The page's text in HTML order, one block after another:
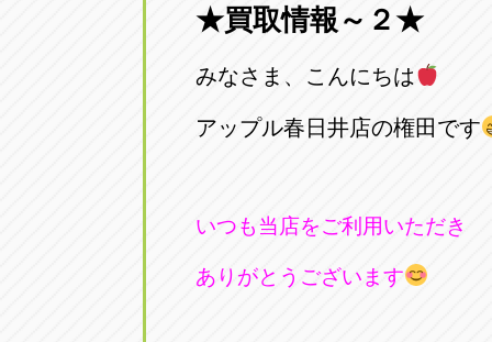
0586-28-
アップル
0568-85-
0568-25-
愛知県一宮市朝日3-4-12
アップル春日井店
愛知県春日井市八田町2-1-16
愛知県北名古屋市中之郷八反
★買取情報～２★
みなさま、こんにちは
アップル春日井店の権田です
いつも当店をご利用いただき
ありがとうございます